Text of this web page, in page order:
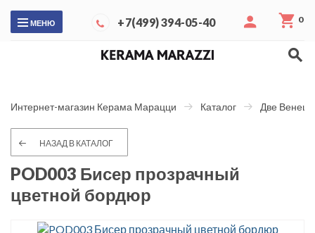
МЕНЮ +7(499) 394-05-40 0
Интернет-магазин Керама Марацци Каталог Две
НАЗАД В КАТАЛОГ
POD003 Бисер прозрачный
цветной бордюр